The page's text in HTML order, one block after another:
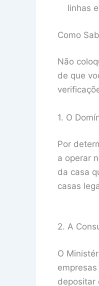
linhas
Como
Não
de que
1. O
Por
a operar
da casa
casas
2. A
O
depositar